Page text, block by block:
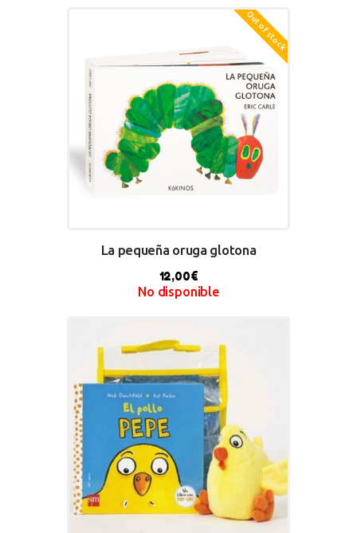
Out of stock
BUY NOW
La pequeña oruga glotona
12,00€
No disponible